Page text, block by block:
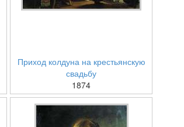
Приход колдуна на крестьянскую
свадьбу
1874